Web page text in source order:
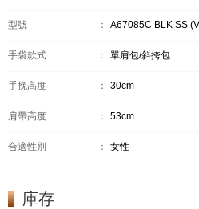
型號 ： A67085C BLK SS
手袋款式 ： 單肩包/斜挎包
手挽高度 ： 30cm
肩帶高度 ： 53cm
合適性別 ： 女性
庫存